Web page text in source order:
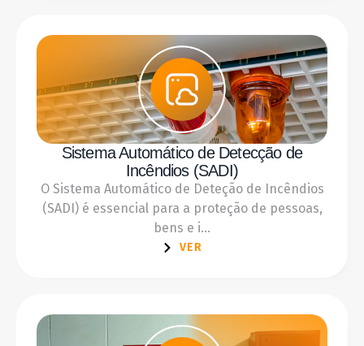
Sistema Automático de Detecção de
Incêndios (SADI)
O Sistema Automático de Deteção de Incêndios
(SADI) é essencial para a proteção de pessoas,
bens e i...
VER